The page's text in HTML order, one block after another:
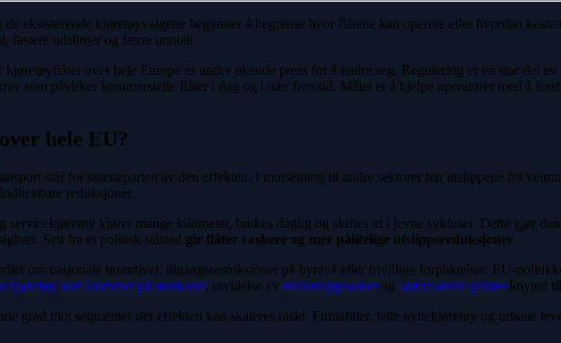
eksisterende kjøretøyvalgene begynner å begrense hvor flåtene kan operere eller hvordan
fastere tidslinjer og færre unntak.
over hele Europa er under økende press for å endre seg. Regulering er en stor del
som påvirker kommersielle flåter i dag og i nær fremtid. Målet er å hjelpe operatører med å
hele EU?
står for størsteparten av den effekten. I motsetning til andre sektorer har utslippene fra
reduksjoner.
kjører mange kilometer, brukes daglig og skiftes ut i jevne sykluser. Dette gjør
Sett fra et politisk ståsted gir flåter raskere og mer pålitelige utslippsreduksjoner.
om nasjonale insentiver, tilgangsrestriksjoner på bynivå eller frivillige forpliktelser. EU-
kjøretøy som kommer på markedet, utvidelse av nullutslippssonerog laderelaterte plikterknyttet til
grad mot segmenter der effekten kan skaleres raskt. Firmabiler, lette nyttekjøretøy og urbane